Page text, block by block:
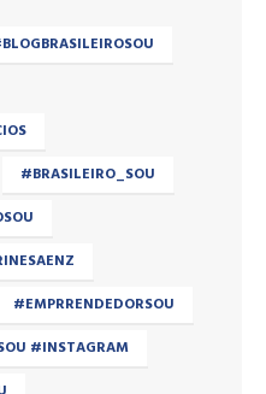
#BRASILEIRO_SOU
#EMPRRENDEDORSOU
#INSTAGRAM